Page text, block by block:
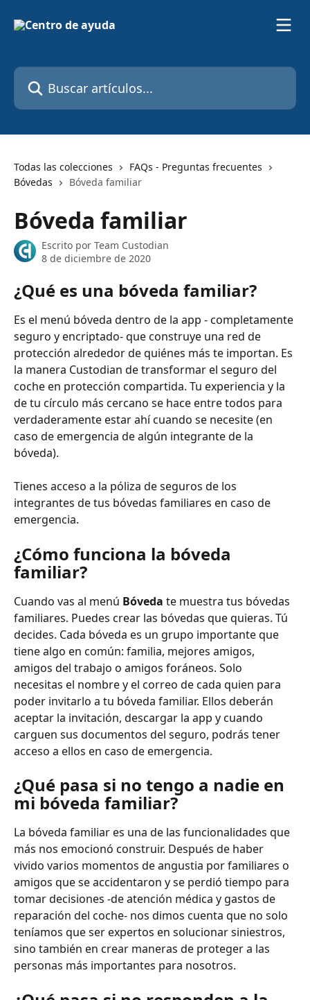
Buscar artículos...
Todas las colecciones
FAQs - Preguntas frecuentes
Bóvedas
Bóveda familiar
Bóveda familiar
Escrito por Team Custodian
8 de diciembre de 2020
¿Qué es una bóveda familiar?
Es el menú bóveda dentro de la app - completamente
seguro y encriptado- que construye una red de
protección alrededor de quiénes más te importan. Es
la manera Custodian de transformar el seguro del
coche en protección compartida. Tu experiencia y la
de tu círculo más cercano se hace entre todos para
verdaderamente estar ahí cuando se necesite (en
caso de emergencia de algún integrante de la
bóveda).
Tienes acceso a la póliza de seguros de los
integrantes de tus bóvedas familiares en caso de
emergencia.
¿Cómo funciona la bóveda
familiar?
Cuando vas al menú Bóveda te muestra tus bóvedas
familiares. Puedes crear las bóvedas que quieras. Tú
decides. Cada bóveda es un grupo importante que
tiene algo en común: familia, mejores amigos,
amigos del trabajo o amigos foráneos. Solo
necesitas el nombre y el correo de cada quien para
poder invitarlo a tu bóveda familiar. Ellos deberán
aceptar la invitación, descargar la app y cuando
carguen sus documentos del seguro, podrás tener
acceso a ellos en caso de emergencia.
¿Qué pasa si no tengo a nadie en
mi bóveda familiar?
La bóveda familiar es una de las funcionalidades que
más nos emocionó construir. Después de haber
vivido varios momentos de angustia por familiares o
amigos que se accidentaron y se perdió tiempo para
tomar decisiones -de atención médica y gastos de
reparación del coche- nos dimos cuenta que no solo
teníamos que ser expertos en solucionar siniestros,
sino también en crear maneras de proteger a las
personas más importantes para nosotros.